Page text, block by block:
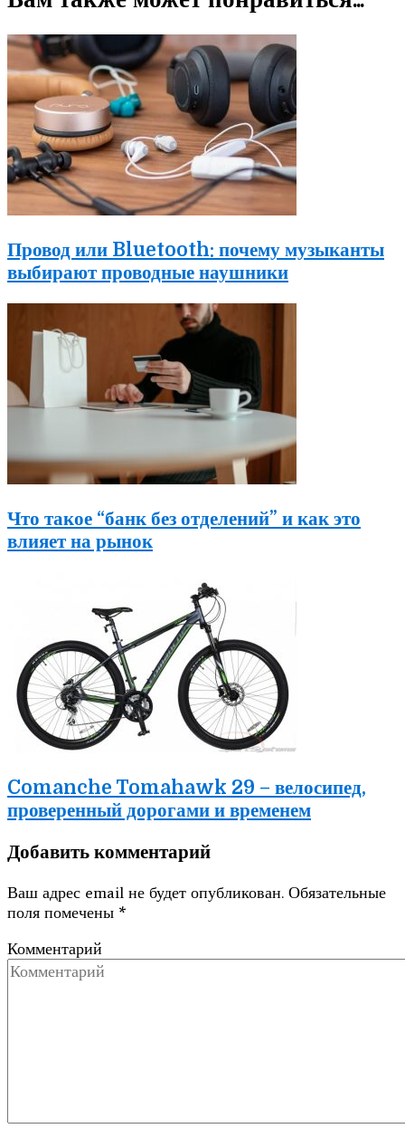
Провод или Bluetooth: почему музыканты
выбирают проводные наушники
Что такое “банк без отделений” и как это
влияет на рынок
Comanche Tomahawk 29 – велосипед,
проверенный дорогами и временем
Добавить комментарий
Ваш адрес email не будет опубликован. Обязательные
поля помечены *
Комментарий